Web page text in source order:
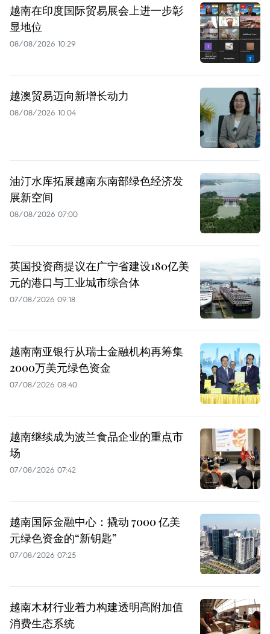
越南在印度国际贸易展会上进一步彰
显地位
08/08/2026 10:29
越澳贸易迈向新增长动力
08/08/2026 10:04
油汀水库拓展越南东南部绿色经济发
展新空间
08/08/2026 07:00
英国投资商提议在广宁省建设180亿美
元的港口与工业城市综合体
07/08/2026 09:18
越南南亚银行从瑞士金融机构再筹集
2000万美元绿色资金
07/08/2026 08:40
越南继续成为波兰食品企业的重点市
场
07/08/2026 07:42
越南国际金融中心：撬动 7000 亿美
元绿色资金的“新钥匙”
07/08/2026 07:25
越南木材行业着力构建透明高附加值
消费生态系统